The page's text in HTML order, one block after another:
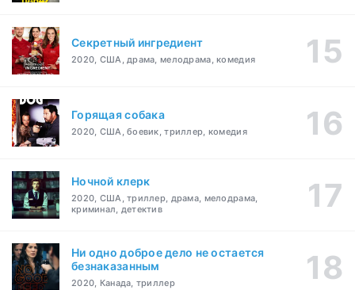
Секретный ингредиент
2020, США, драма, мелодрама, комедия
Горящая собака
2020, США, боевик, триллер, комедия
Ночной клерк
2020, США, триллер, драма, мелодрама,
криминал, детектив
Ни одно доброе дело не остается
безнаказанным
2020, Канада, триллер